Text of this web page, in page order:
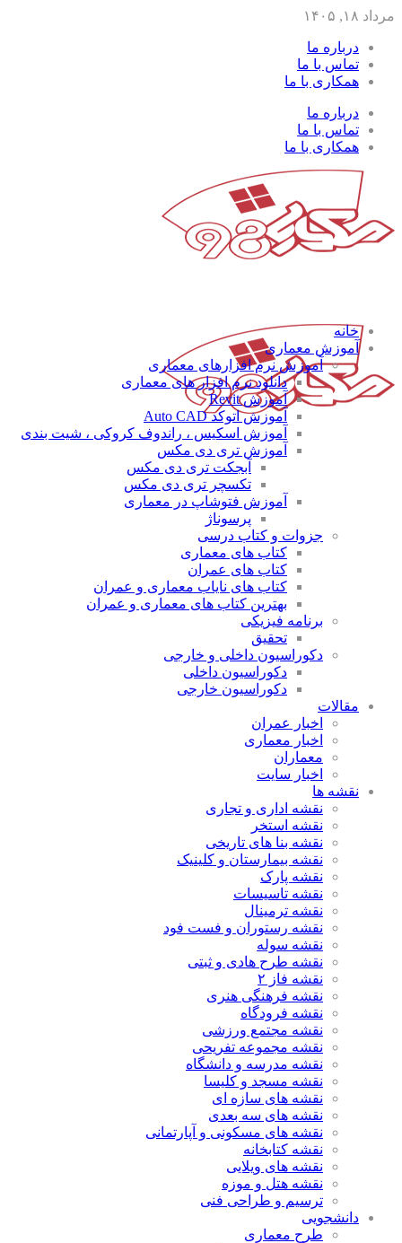
مرداد ۱۸, ۱۴۰۵
درباره ما
تماس با ما
همکاری با ما
درباره ما
تماس با ما
همکاری با ما
خانه
آموزش معماری
آموزش نرم افزارهای معماری
دانلود نرم افزار های معماری
آموزش Revit
آموزش اتوکد Auto CAD
آموزش اسکیس ، راندوف کروکی ، شیت بندی
آموزش تری دی مکس
آبجکت تری دی مکس
تکسچر تری دی مکس
آموزش فتوشاپ در معماری
پرسوناژ
جزوات و کتاب درسی
کتاب های معماری
کتاب های عمران
کتاب های نایاب معماری و عمران
بهترین کتاب های معماری و عمران
برنامه فیزیکی
تحقیق
دکوراسیون داخلی و خارجی
دکوراسیون داخلی
دکوراسیون خارجی
مقالات
اخبار عمران
اخبار معماری
معماران
اخبار سایت
نقشه ها
نقشه اداری و تجاری
نقشه استخر
نقشه بنا های تاریخی
نقشه بیمارستان و کلینیک
نقشه پارک
نقشه تاسیسات
نقشه ترمینال
نقشه رستوران و فست فود
نقشه سوله
نقشه طرح هادی و ثبتی
نقشه فاز ۲
نقشه فرهنگی هنری
نقشه فرودگاه
نقشه مجتمع ورزشی
نقشه مجموعه تفریحی
نقشه مدرسه و دانشگاه
نقشه مسجد و کلیسا
نقشه های سازه ای
نقشه های سه بعدی
نقشه های مسکونی و آپارتمانی
نقشه کتابخانه
نقشه های ویلایی
نقشه هتل و موزه
ترسیم و طراحی فنی
دانشجویی
طرح معماری